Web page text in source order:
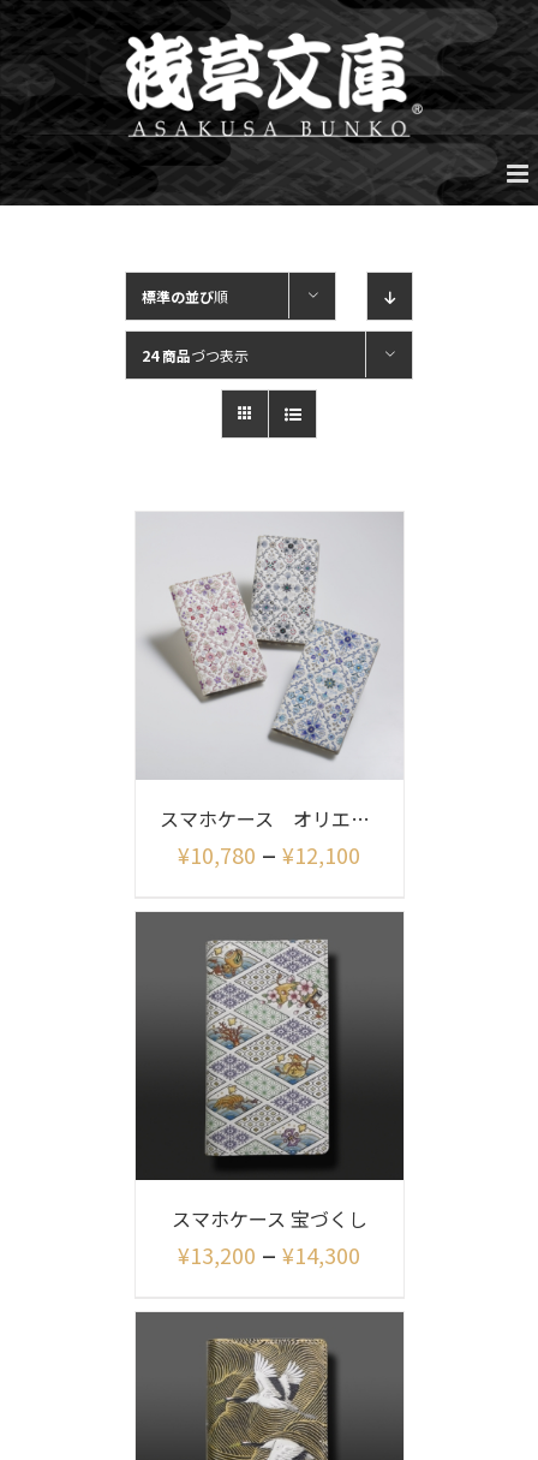
Skip
to
content
標準の並び順
24 商品づつ表示
スマホケース オリエント
¥10,780 – ¥12,100
スマホケース 宝づくし
¥13,200 – ¥14,300